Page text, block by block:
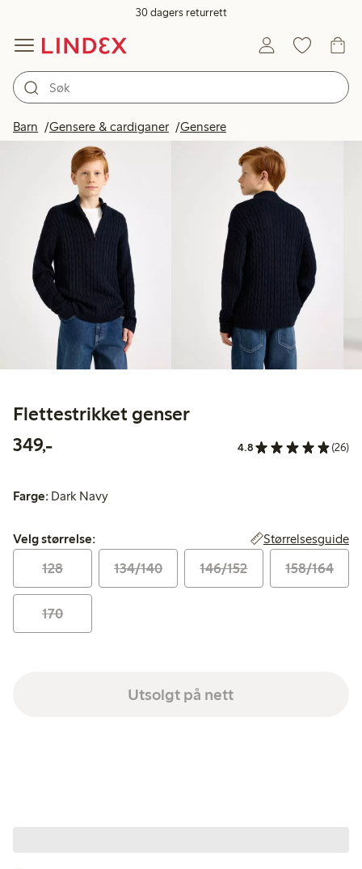
30 dagers returrett
Barn Gensere & cardiganer Gensere
Flettestrikket genser
349,-349,00 kr 4.8 (26)
Farge: Dark Navy
Velg størrelse:
Velg størrelse: Størrelsesguide
128 134/140 146/152 158/164
170
Utsolgt på nett